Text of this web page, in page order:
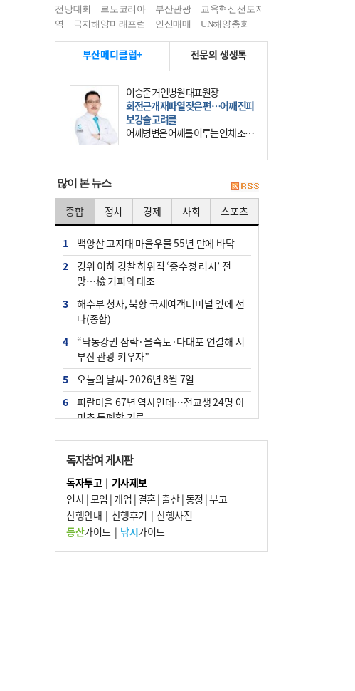
전당대회
르노코리아 부산관광
교육혁신선도지
역
극지해양미래포럼 인신매매 UN해양총회
부산메디클럽+ 전문의 생생톡
이승준 거인병원 대표원장
회전근개 재파열 잦은 편…어깨 진피
보강술 고려를
어깨병변은 어깨를 이루는 인체 조직
에 발생하는 손상을 말한다. 여기에
는 오십견과 회전근개 증후군, 어깨
많이 본 뉴스
종합 정치 경제 사회 스포츠
1
백양산 고지대 마을우물 55년 만에 바닥
2
경위 이하 경찰 하위직 ‘중수청 러시’ 전
망…檢 기피와 대조
3
해수부 청사, 북항 국제여객터미널 옆에 선
다(종합)
4
“낙동강권 삼락·을숙도·다대포 연결해 서
부산 관광 키우자”
5
오늘의 날씨- 2026년 8월 7일
6
피란마을 67년 역사인데…전교생 24명 아
미초 통폐합 기로
7
부울경 주말부터 비소식…‘극한 폭염’ 한풀
꺾일 듯
8
[사설] 해수부 신청사 북항으로 확정, 해양
수도 도약의 전환점
9
외국인 선원 ‘인신매매 경유지’ 된 부산…
우려가 현실로
10 르노 못 타는 부산시장…관용차 규정에 막
독자참여 게시판
독자투고| 기사제보
인사|모임 | 개업 | 결혼|출산|동정 |부고
산행안내 | 산행후기 | 산행사진
등산가이드| 낚시가이드